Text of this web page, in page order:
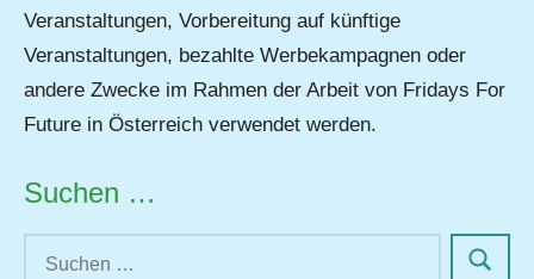
Veranstaltungen, Vorbereitung auf künftige
Veranstaltungen, bezahlte Werbekampagnen oder
andere Zwecke im Rahmen der Arbeit von Fridays For
Future in Österreich verwendet werden.
Suchen …